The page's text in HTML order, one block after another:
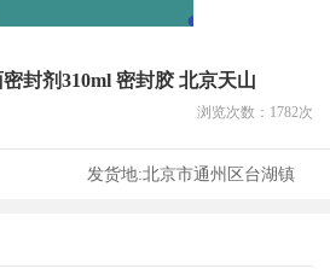
封剂310ml 密封胶 北京天山
浏览次数： 1782次
发货地:北京市通州区台湖镇